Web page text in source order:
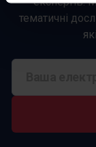
тематичні